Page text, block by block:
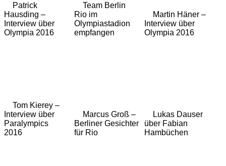
Patrick
Hausding –
Interview über
Olympia 2016
Team Berlin
Rio im
Olympiastadion
empfangen
Martin Häner –
Interview über
Olympia 2016
Tom Kierey –
Interview über
Paralympics
2016
Marcus Groß –
Berliner Gesichter
für Rio
Lukas Dauser
über Fabian
Hambüchen